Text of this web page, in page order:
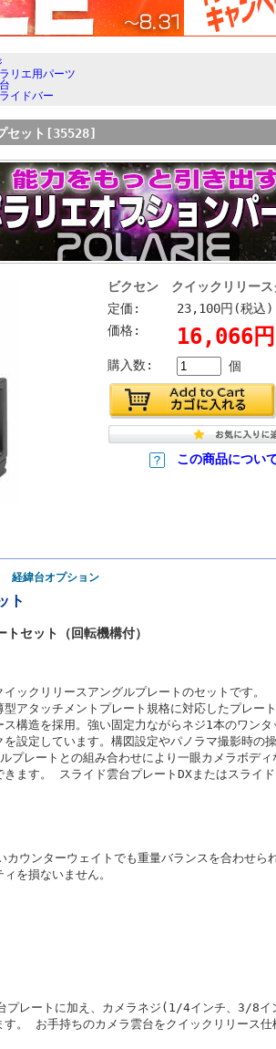
リエ用パーツ
イドバー
セット[35528]
ビクセン クイックリリー
定価:
23,100円(税込)
価格:
16,066
購入数: 個
この商品につい
経緯台オプション
ト
セット（回転機構付）
ックリリースアングルプレートのセットです。
アタッチメントプレート規格に対応したプレー
構造を採用。強い固定力ながらネジ1本のワン
設定しています。構図設定やパノラマ撮影時の
プレートとの組み合わせにより一眼カメラボデ
ます。 スライド雲台プレートDXまたはスライ
カウンターウェイトでも重量バランスを合わせら
を損ないません。
プレートに加え、カメラネジ(1/4インチ、3/8イ
。 お手持ちのカメラ雲台をクイックリリース仕